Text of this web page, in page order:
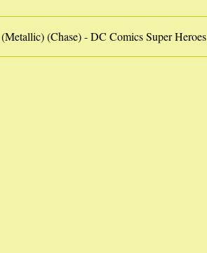
(Chase) - DC Comics Super Heroes